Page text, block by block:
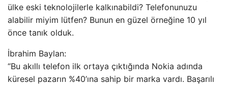
ülke eski teknolojilerle kalkınabildi? Telefonunuzu
alabilir miyim lütfen? Bunun en güzel örneğine 10 yıl
önce tanık olduk.
İbrahim Baylan:
“Bu akıllı telefon ilk ortaya çıktığında Nokia adında
küresel pazarın %40’ına sahip bir marka vardı. Başarılı